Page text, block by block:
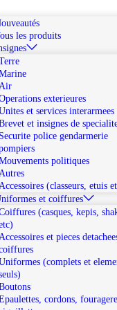
les produits
exterieures
et services interarmees
et insignes de
Securite police gendarmerie
politiques
(classeurs, etuis
et coiffures
(casques, kepis,
et pieces
(complets et
cordons,